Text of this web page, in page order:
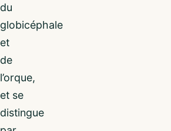
du
globicéphale
et
de
l’orque,
et se
distingue